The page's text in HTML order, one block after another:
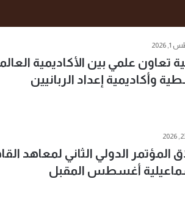
2026
تعاون علمي بين الأكاديمية
وأكاديمية إعداد الربانيين
المؤتمر الدولي الثاني لمعاهد
أغسطس المقبل